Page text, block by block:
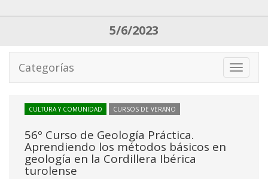
5/6/2023
Toggle
Categorías
CULTURA Y COMUNIDAD CURSOS DE VERANO
56º Curso de Geología Práctica.
Aprendiendo los métodos básicos en
geología en la Cordillera Ibérica
turolense